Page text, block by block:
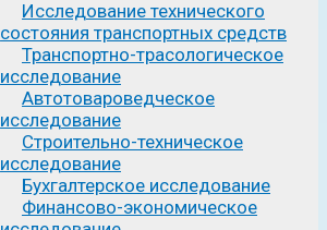
Исследование технического
состояния транспортных средств
Транспортно-трасологическое
исследование
Автотовароведческое
исследование
Строительно-техническое
исследование
Бухгалтерское исследование
Финансово-экономическое